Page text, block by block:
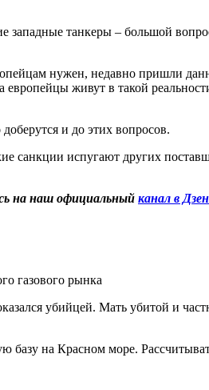
танкеры – большой
нужен, недавно пришли
живут в такой
и до этих вопросов.
санкции испугают других
на наш официальный канал в
газового рынка
убийцей. Мать убитой и
на Красном море.